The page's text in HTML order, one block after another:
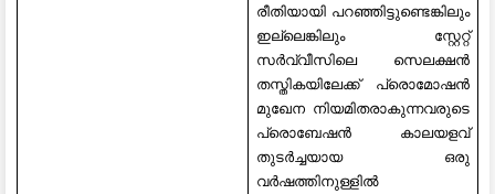
രീതിയായി പറഞ്ഞിട്ടുണ്ടെങ്കിലും
ഇല്ലെങ്കിലും സ്റ്റേറ്റ്
സർവ്വീസിലെ സെലക്ഷൻ
തസ്തികയിലേക്ക് പ്രൊമോഷൻ
മുഖേന നിയമിതരാകുന്നവരുടെ
പ്രൊബേഷന്‍ കാലയളവ്
തുടർച്ചയായ ഒരു
വർഷത്തിനുള്ളിൽ